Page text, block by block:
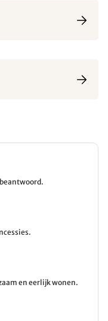
en eerlijk wonen.